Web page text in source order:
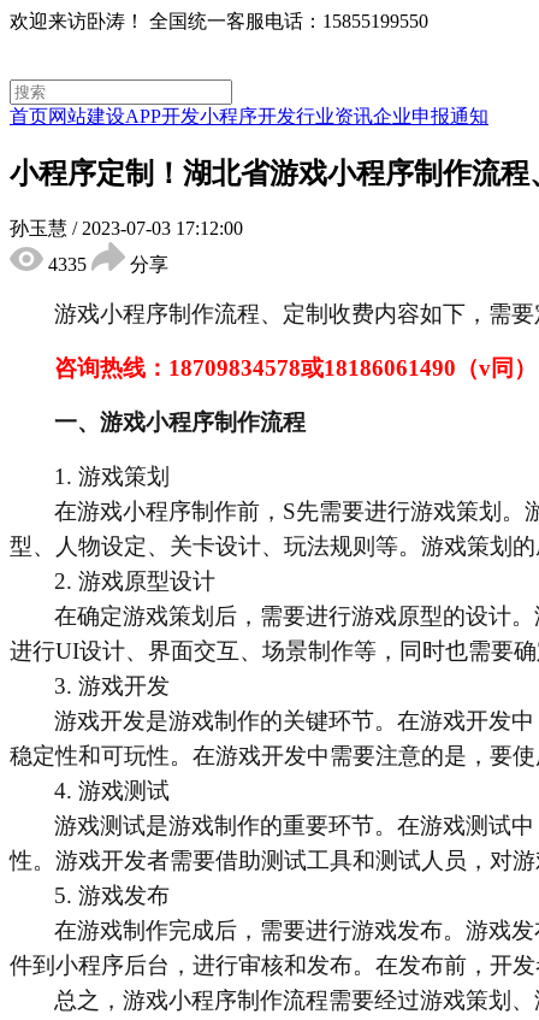
欢迎来访卧涛！ 全国统一客服电话：15855199550
首页网站建设APP开发小程序开发行业资讯企业申报通知
小程序定制！湖北省游戏小程序制作流程
孙玉慧 / 2023-07-03 17:12:00
4335
分享
游戏小程序制作流程、定制收费内容如下，需
咨询热线： 18709834578或18186061490 （v同）
一、游戏小程序制作流程
1. 游戏策划
在游戏小程序制作前，S先需要进行游戏策划
型、人物设定、关卡设计、玩法规则等。游戏策划
2. 游戏原型设计
在确定游戏策划后，需要进行游戏原型的设计
进行UI设计、界面交互、场景制作等，同时也需要
3. 游戏开发
游戏开发是游戏制作的关键环节。在游戏开发
稳定性和可玩性。在游戏开发中需要注意的是，要
4. 游戏测试
游戏测试是游戏制作的重要环节。在游戏测试
性。游戏开发者需要借助测试工具和测试人员，对
5. 游戏发布
在游戏制作完成后，需要进行游戏发布。游戏
件到小程序后台，进行审核和发布。在发布前，开
总之，游戏小程序制作流程需要经过游戏策划